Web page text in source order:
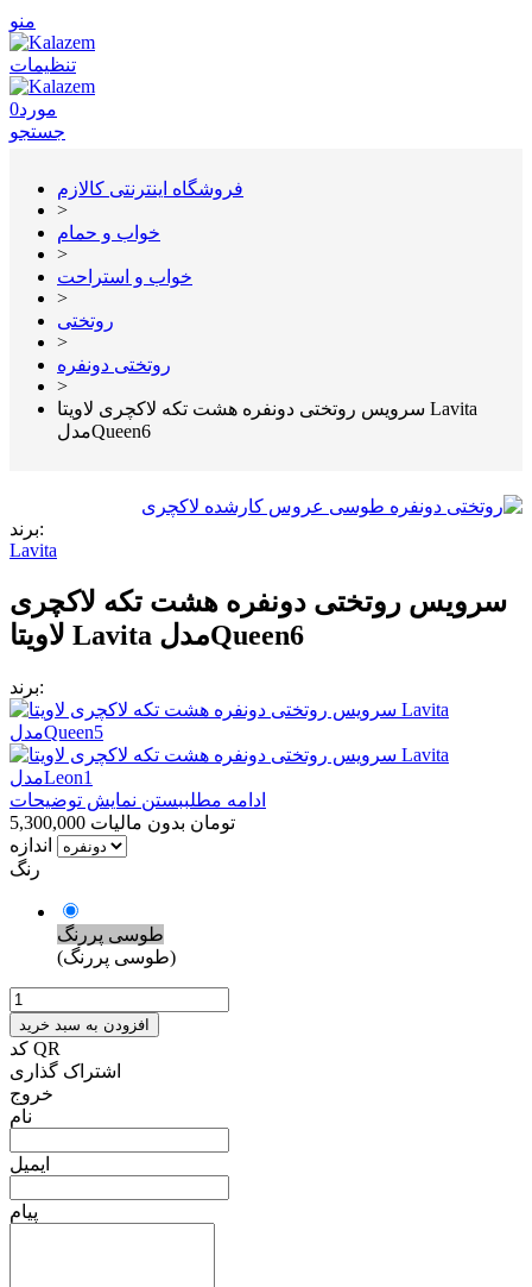
منو
تنظیمات
0مورد
جستجو
فروشگاه اینترنتی کالازم
>
خواب و حمام
>
خواب و استراحت
>
روتختی
>
روتختی دونفره
>
سرویس روتختی دونفره هشت تکه لاکچری لاویتا Lavita
مدلQueen6
برند:
Lavita
سرویس روتختی دونفره هشت تکه لاکچری
لاویتا Lavita مدلQueen6
برند:
ادامه مطلببستن نمایش توضیحات
5,300,000 تومان بدون مالیات
اندازه
رنگ
طوسی پررنگ
(طوسی پررنگ)
افزودن به سبد خرید
کد QR
اشتراک گذاری
خروج
نام
ایمیل
پیام